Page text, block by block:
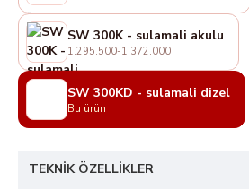
SW 300K - sulamali akulu
1.295.500-1.372.000
SW 300KD - sulamali dizel
Bu ürün
TEKNIK ÖZELLIKLER